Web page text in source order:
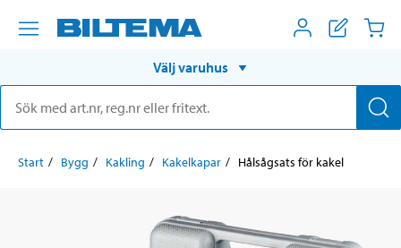
Välj varuhus
Start Bygg Kakling Kakelkapar Hålsågsats för kakel